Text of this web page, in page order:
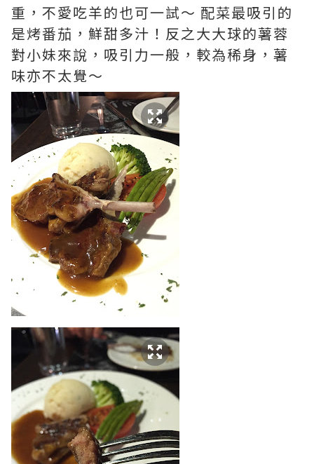
重，不愛吃羊的也可一試～ 配菜最吸引的
是烤番茄，鮮甜多汁！反之大大球的薯蓉
對小妹來說，吸引力一般，較為稀身，薯
味亦不太覺～